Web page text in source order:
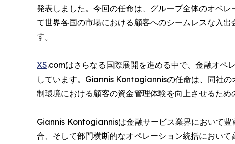
発表しました。今回の任命は、グループ全体のオペ
て世界各国の市場における顧客へのシームレスな入
す。
XS.comはさらなる国際展開を進める中で、金融オペ
しています。Giannis Kontogiannisの任命は、同社
制環境における顧客の資金管理体験を向上させるため
Giannis Kontogiannisは金融サービス業界において
合、そして部門横断的なオペレーション統括におい